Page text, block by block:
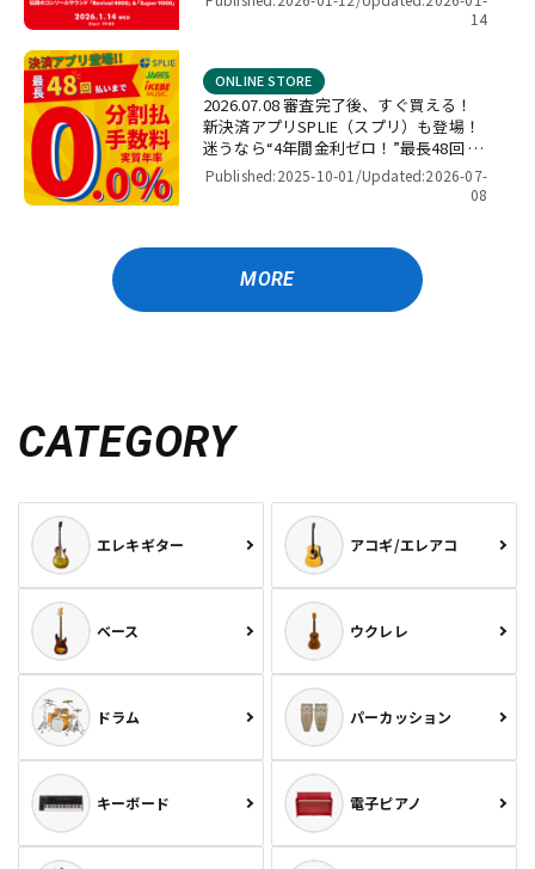
14
2026.07.08 審査完了後、すぐ買える！
新決済アプリSPLIE（スプリ）も登場！
迷うなら“4年間金利ゼロ！”最長48回 無
金利キャンペーン
ONLINE STORE
Published:2025-10-01/Updated:2026-07-
08
MORE
CATEGORY
エレキギター アコギ/エレアコ
ベース ウクレレ
ドラム パーカッション
キーボード 電子ピアノ